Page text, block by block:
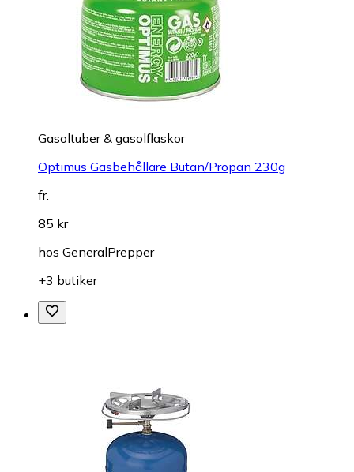
Gasoltuber & gasolflaskor
Optimus Gasbehållare Butan/Propan 230g
fr.
85 kr
hos GeneralPrepper
+3 butiker